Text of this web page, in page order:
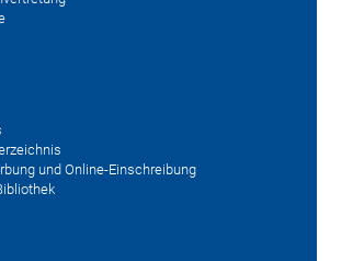
und Online-Einschreibung